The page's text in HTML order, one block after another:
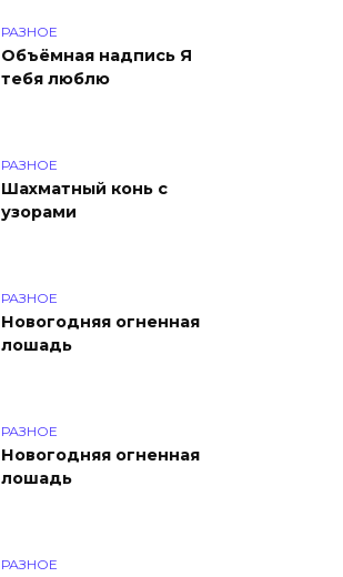
РАЗНОЕ
Объёмная надпись Я
тебя люблю
РАЗНОЕ
Шахматный конь с
узорами
РАЗНОЕ
Новогодняя огненная
лошадь
РАЗНОЕ
Новогодняя огненная
лошадь
РАЗНОЕ